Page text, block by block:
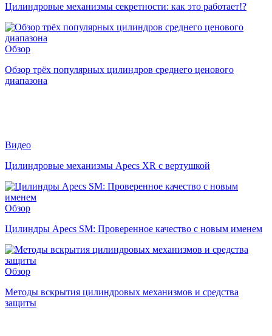
Цилиндровые механизмы секретности: как это работает!?
Обзор
Обзор трёх популярных цилиндров среднего ценового
диапазона
Видео
Цилиндровые механизмы Apecs XR с вертушкой
Обзор
Цилиндры Apecs SM: Проверенное качество с новым именем
Обзор
Методы вскрытия цилиндровых механизмов и средства
защиты